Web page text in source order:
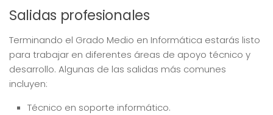
Salidas profesionales
Terminando el Grado Medio en Informática estarás listo
para trabajar en diferentes áreas de apoyo técnico y
desarrollo. Algunas de las salidas más comunes
incluyen:
Técnico en soporte informático.